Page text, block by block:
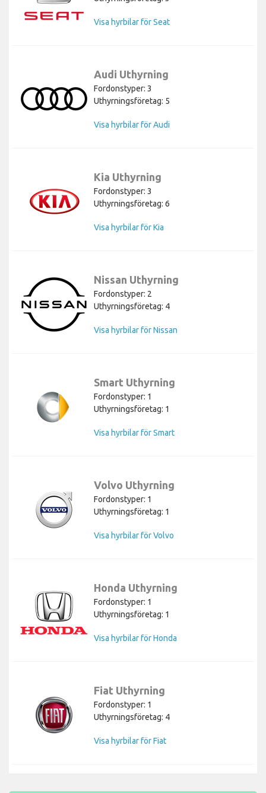
Visa hyrbilar för Seat
Audi Uthyrning
Fordonstyper: 3
Uthyrningsföretag: 5
Visa hyrbilar för Audi
Kia Uthyrning
Fordonstyper: 3
Uthyrningsföretag: 6
Visa hyrbilar för Kia
Nissan Uthyrning
Fordonstyper: 2
Uthyrningsföretag: 4
Visa hyrbilar för Nissan
Smart Uthyrning
Fordonstyper: 1
Uthyrningsföretag: 1
Visa hyrbilar för Smart
Volvo Uthyrning
Fordonstyper: 1
Uthyrningsföretag: 1
Visa hyrbilar för Volvo
Honda Uthyrning
Fordonstyper: 1
Uthyrningsföretag: 1
Visa hyrbilar för Honda
Fiat Uthyrning
Fordonstyper: 1
Uthyrningsföretag: 4
Visa hyrbilar för Fiat